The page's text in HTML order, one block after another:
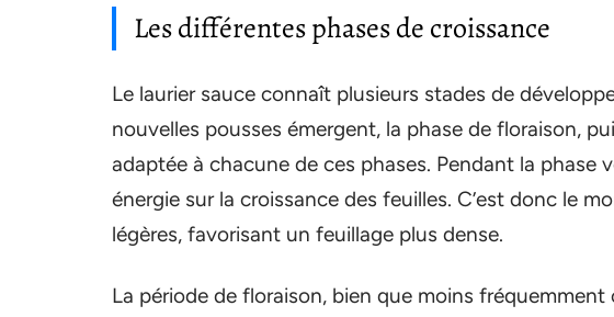
Les différentes phases de croissance
Le laurier sauce connaît plusieurs stades de
nouvelles pousses émergent, la phase de floraison,
adaptée à chacune de ces phases. Pendant la phase
énergie sur la croissance des feuilles. C’est donc le
légères, favorisant un feuillage plus dense.
La période de floraison, bien que moins